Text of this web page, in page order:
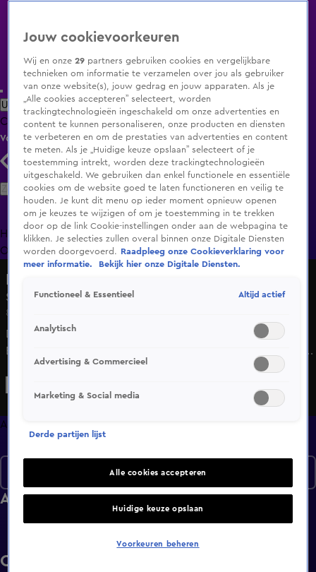
Uitzending Gemist Populaire programma's Zenders Genres
ClipsFilmsRadioSmart TV inlogShop
Volg KIJK
Zoeken
HomeUitzending Gemist Programma's De Bondgenoten
OranjezomerLivestreamsShop
Seizoen 6, aflevering 1
8 apr 2022, 16:00
Deze week zijn Bizzey, Sjaak, Wietze de Jager, Gaby
Blaaser, Yuki en Miss Cartier te gast in Lovers x Haters. Wie
van deze types is er wel eens 4 dagen doorgegaan tijdens
verkoopt zijn rider door voor geld?
Afleveringen
Afleveringen
Ontvang de KIJK-nieuwsbrief
Jouw cookievoorkeuren
Wij en onze29 partners gebruiken cookies en vergelijkbare
technieken om informatie te verzamelen over jou als gebruiker
van onze website(s), jouw gedrag en jouw apparaten. Als je
„Alle cookies accepteren” selecteert, worden
trackingtechnologieën ingeschakeld om onze advertenties en
content te kunnen personaliseren, onze producten en diensten
te verbeteren en om de prestaties van advertenties en content
te meten. Als je „Huidige keuze opslaan” selecteert of je
toestemming intrekt, worden deze trackingtechnologieën
uitgeschakeld. We gebruiken dan enkel functionele en essentiële
cookies om de website goed te laten functioneren en veilig te
houden. Je kunt dit menu op ieder moment opnieuw openen
om je keuzes te wijzigen of om je toestemming in te trekken
door op de link Cookie-instellingen onder aan de webpagina te
klikken. Je selecties zullen overal binnen onze Digitale Diensten
worden doorgevoerd.
Raadpleeg onze Cookieverklaring voor
meer informatie.
Bekijk hier onze Digitale Diensten.
Functioneel & Essentieel Altijd actief
Analytisch
Advertising & Commercieel
Marketing & Social media
Derde partijen lijst
Alle cookies accepteren
Huidige keuze opslaan
Voorkeuren beheren